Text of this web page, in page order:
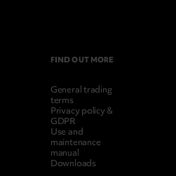
FIND OUT MORE
General trading
terms
Privacy policy &
GDPR
Use and
maintenance
manual
Downloads